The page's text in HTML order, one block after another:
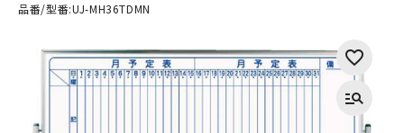
品番/型番:UJ-MH36TDMN